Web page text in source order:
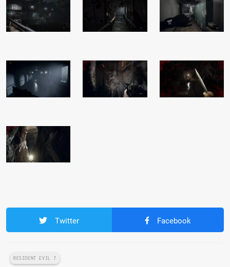
Twitter Facebook
RESIDENT EVIL 7